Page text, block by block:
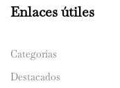
Enlaces útiles
Categorías
Destacados